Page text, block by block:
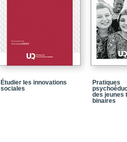
Les avantages et les
Les apprentissages
Les émotions et les
Les différences de
L’égalité homme/
Le retour au travail
Les commentaires
Étudier les innovations
sociales
Pratiques
des jeunes
binaires